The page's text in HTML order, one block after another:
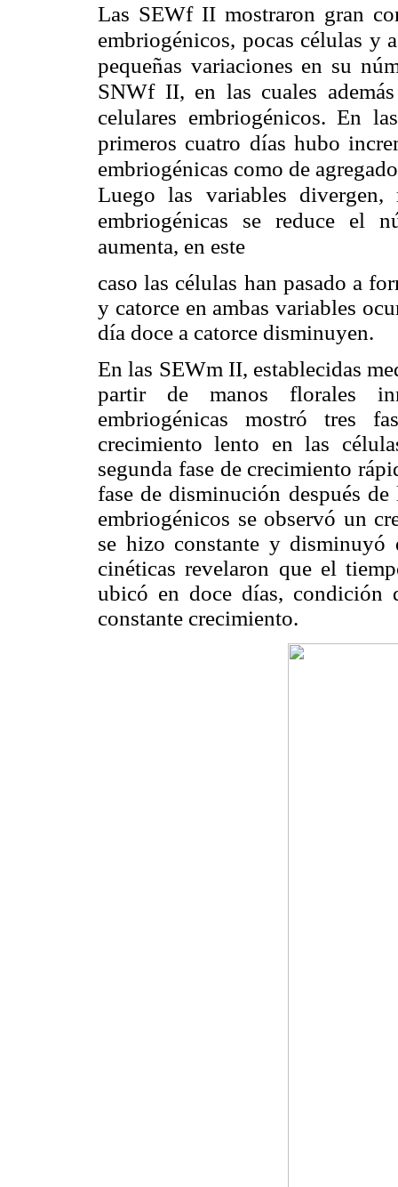
Las SEWf II mostraron gran
embriogénicos, pocas células y
pequeñas variaciones en su
SNWf II, en las cuales
celulares embriogénicos. En
primeros cuatro días hubo
embriogénicas como de
Luego las variables
embriogénicas se reduce el
aumenta, en este
caso las células han pasado a
y catorce en ambas variables
día doce a catorce disminuyen.
En las SEWm II, establecidas
partir de manos florales
embriogénicas mostró tres
crecimiento lento en las
segunda fase de crecimiento
fase de disminución después
embriogénicos se observó un
se hizo constante y disminuyó
cinéticas revelaron que el
ubicó en doce días, condición
constante crecimiento.